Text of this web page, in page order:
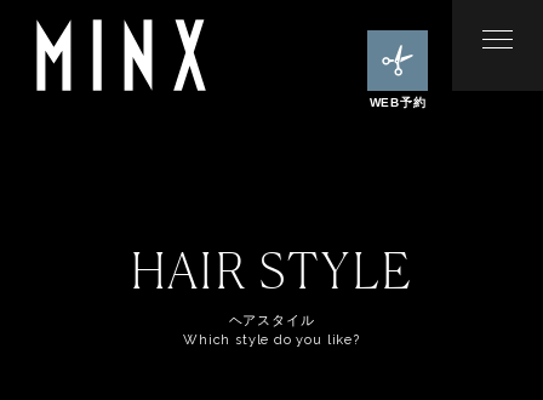
WEB予約
HAIR STYLE
ヘアスタイル
Which style do you like?